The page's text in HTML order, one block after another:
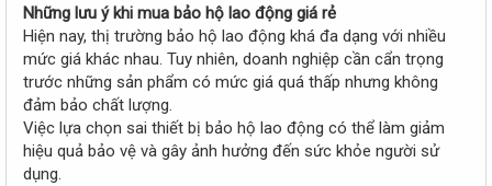
Những lưu ý khi mua bảo hộ lao động giá rẻ
Hiện nay, thị trường bảo hộ lao động khá đa dạng với nhiều
mức giá khác nhau. Tuy nhiên, doanh nghiệp cần cẩn trọng
trước những sản phẩm có mức giá quá thấp nhưng không
đảm bảo chất lượng.
Việc lựa chọn sai thiết bị bảo hộ lao động có thể làm giảm
hiệu quả bảo vệ và gây ảnh hưởng đến sức khỏe người sử
dụng.